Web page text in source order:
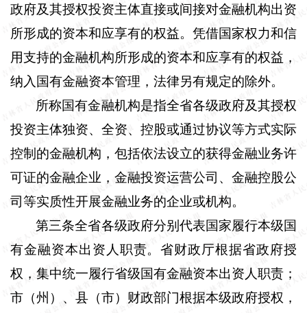
政府及其授权投资主体直接或间接对金融机构出资
所形成的资本和应享有的权益。凭借国家权力和信
用支持的金融机构所形成的资本和应享有的权益，
纳入国有金融资本管理，法律另有规定的除外。
所称国有金融机构是指全省各级政府及其授权
投资主体独资、全资、控股或通过协议等方式实际
控制的金融机构，包括依法设立的获得金融业务许
可证的金融企业，金融投资运营公司、金融控股公
司等实质性开展金融业务的企业或机构。
第三条全省各级政府分别代表国家履行本级国
有金融资本出资人职责。省财政厅根据省政府授
权，集中统一履行省级国有金融资本出资人职责；
市（州）、县（市）财政部门根据本级政府授权，